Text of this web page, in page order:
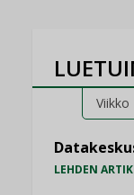
Viikko
LEHDEN